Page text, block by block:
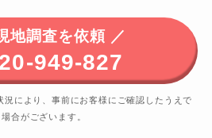
地調査を依頼 ／
949-827
により、事前にお客様にご確認したうえで
合がございます。